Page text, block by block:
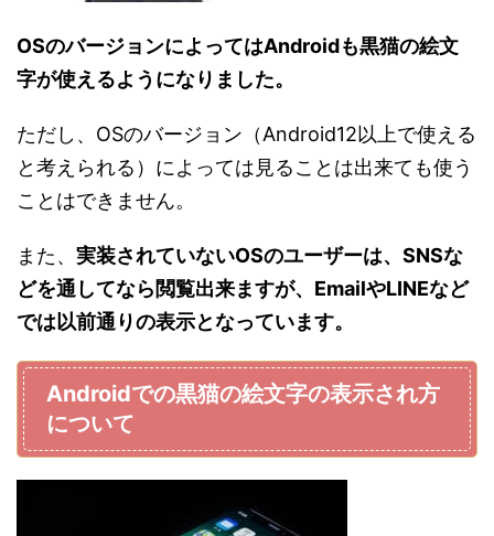
OSのバージョンによってはAndroidも黒猫の絵文
字が使えるようになりました。
ただし、OSのバージョン（Android12以上で使える
と考えられる）によっては見ることは出来ても使う
ことはできません。
また、 実装されていないOSのユーザーは、SNSな
どを通してなら閲覧出来ますが、EmailやLINEなど
では以前通りの表示となっています。
Androidでの黒猫の絵文字の表示され方
について